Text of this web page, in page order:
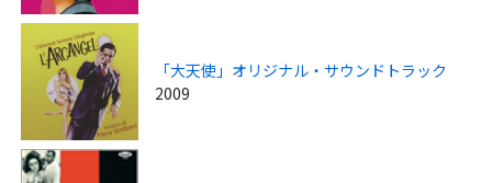
「大天使」オリジナル・サウンドトラック
2009